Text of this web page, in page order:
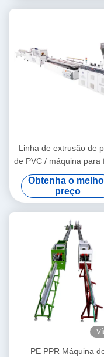
Linha de extrusão de
de PVC / máquina para
perfil de PVC
Obtenha o
preço
PE PPR Máquina